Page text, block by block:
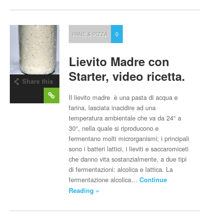
Share this
PANE & PIZZA 0
Lievito Madre con
Starter, video ricetta.
Il lievito madre è una pasta di acqua e
farina, lasciata inacidire ad una
temperatura ambientale che va da 24° a
30°, nella quale si riproducono e
fermentano molti microrganismi; i principali
sono i batteri lattici, i lieviti e saccaromiceti
che danno vita sostanzialmente, a due tipi
di fermentazioni: alcolica e lattica. La
fermentazione alcolica…Continue
Reading »